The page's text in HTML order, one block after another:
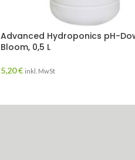
Advanced Hydroponics pH-
Bloom, 0,5 L
5,20€ inkl. MwSt